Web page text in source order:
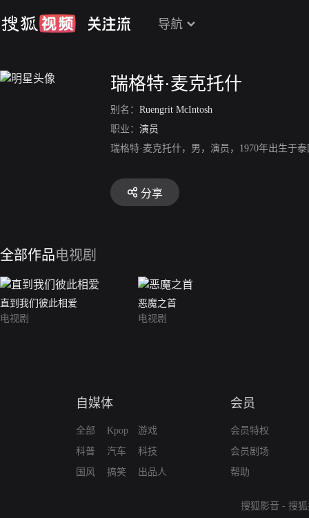
导航
瑞格特·麦克托什
别名： Ruengrit McIntosh
职业： 演员
瑞格特·麦克托什，男，演员，1970年出生于
分享
全部作品电视剧
直到我们彼此相爱
电视剧
恶魔之首
电视剧
自媒体
全部
科普
国风
Kpop
汽车
搞笑
游戏
科技
出品人
会员
会员特权
会员剧场
帮助
搜狐影音 - 搜